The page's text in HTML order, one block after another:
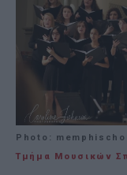
Photo:
Τμήμα Μουσικών